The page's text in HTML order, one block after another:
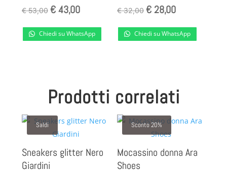
€53,00
Il
originale
€43,00Il
attuale
Chiedi su WhatsApp
€32,00
Il
originale
€28,00Il
attuale
Chiedi su WhatsApp
Prodotti correlati
Saldi
Sneakers glitter Nero
Giardini
Sconto 20%
Mocassino donna Ara
Shoes